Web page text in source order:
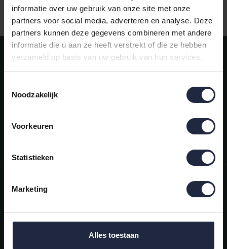
informatie over uw gebruik van onze site met onze
partners voor social media, adverteren en analyse. Deze
partners kunnen deze gegevens combineren met andere
informatie die u aan ze heeft verstrekt of die ze hebben
verzameld op basis van uw gebruik van hun services.
Noodzakelijk
Voorkeuren
Statistieken
Marketing
Alles toestaan
Gratis verzending vanaf €50,-
Meld je aan voor onze nieuwsbrief!
AANMELDEN
Mijn account
Categorieën